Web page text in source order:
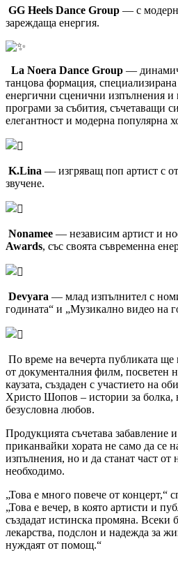
GG Heels Dance Group — с
зареждаща енергия.
La Noera Dance Group —
танцова формация, специализирана
енергични сценични изпълнения
програми за събития, съчетаващи
елегантност и модерна популярна
K.Lina — изгряващ поп артист с
звучене.
Nonamee — независим артист и
Awards, със своята съвременна
Devyara — млад изпълнител с
годината“ и „Музикално видео на
По време на вечерта публиката
от документалния филм, посветен
каузата, създаден с участието на
Христо Шопов – истории за болка,
безусловна любов.
Продукцията съчетава забавление
приканвайки хората не само да се
изпълнения, но и да станат част
необходимо.
„Това е много повече от концерт,“
„Това е вечер, в която артисти и
създадат истинска промяна. Всеки
лекарства, подслон и надежда за
нуждаят от помощ.“